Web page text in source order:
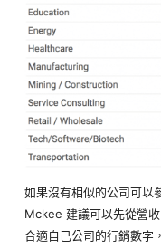
如果沒有相似的公司可以
Mckee 建議可以先從營
合適自己公司的行銷數字